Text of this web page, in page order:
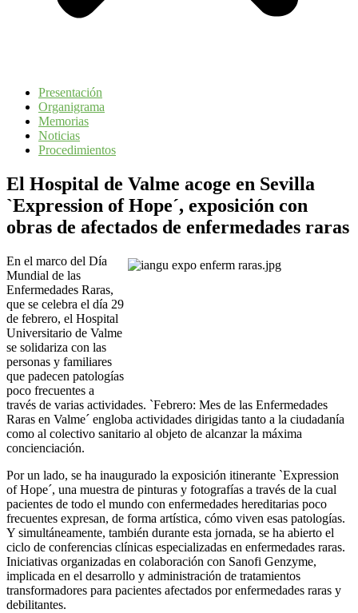
Presentación
Organigrama
Memorias
Noticias
Procedimientos
El Hospital de Valme acoge en Sevilla
`Expression of Hope´, exposición con
obras de afectados de enfermedades raras
En el marco del Día
Mundial de las
Enfermedades Raras,
que se celebra el día 29
de febrero, el Hospital
Universitario de Valme
se solidariza con las
personas y familiares
que padecen patologías
poco frecuentes a
través de varias actividades. `Febrero: Mes de las Enfermedades
Raras en Valme´ engloba actividades dirigidas tanto a la ciudadanía
como al colectivo sanitario al objeto de alcanzar la máxima
concienciación.
Por un lado, se ha inaugurado la exposición itinerante `Expression
of Hope´, una muestra de pinturas y fotografías a través de la cual
pacientes de todo el mundo con enfermedades hereditarias poco
frecuentes expresan, de forma artística, cómo viven esas patologías.
Y simultáneamente, también durante esta jornada, se ha abierto el
ciclo de conferencias clínicas especializadas en enfermedades raras.
Iniciativas organizadas en colaboración con Sanofi Genzyme,
implicada en el desarrollo y administración de tratamientos
transformadores para pacientes afectados por enfermedades raras y
debilitantes.